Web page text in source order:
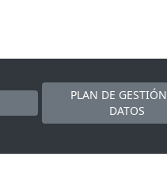
PLAN DE
DATOS